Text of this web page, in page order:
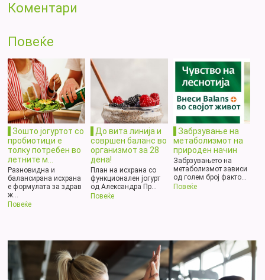
Коментари
Повеќе
Зошто јогуртот со
пробиотици e
толку потребен во
летните м...
Разновидна и
балансирана исхрана
е формулата за здрав
ж...
Повеќе
До вита линија и
совршен баланс во
организмот за 28
дена!
План на исхрана со
функционален јогурт
од Александра Пр...
Повеќе
Забрзување на
метаболизмот на
природен начин
Забрзувањето на
метаболизмот зависи
од голем број факто...
Повеќе